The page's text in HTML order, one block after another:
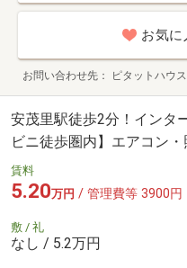
お気に
お問い合わせ先 ピタットハウ
安茂里駅徒歩2分！インタ
ビニ徒歩圏内】エアコン
賃料
5.20万円 / 管理費等 3900円
敷 / 礼
なし / 5.2万円